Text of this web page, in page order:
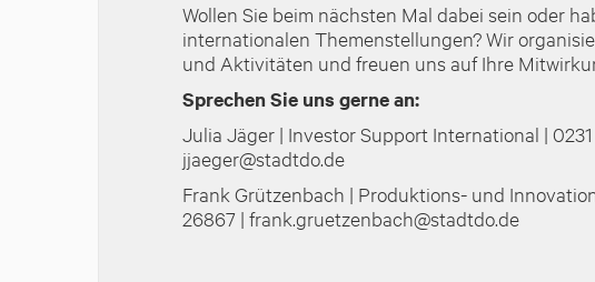
Wollen Sie beim nächsten Mal dabei sein oder
internationalen Themenstellungen? Wir
und Aktivitäten und freuen uns auf Ihre
Sprechen Sie uns gerne an:
Julia Jäger | Investor Support International |
jjaeger@stadtdo.de
Frank Grützenbach | Produktions- und
26867 | frank.gruetzenbach@stadtdo.de